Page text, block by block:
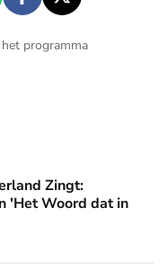
programma
deel 2' en
Zingt:
'Het Woord dat in